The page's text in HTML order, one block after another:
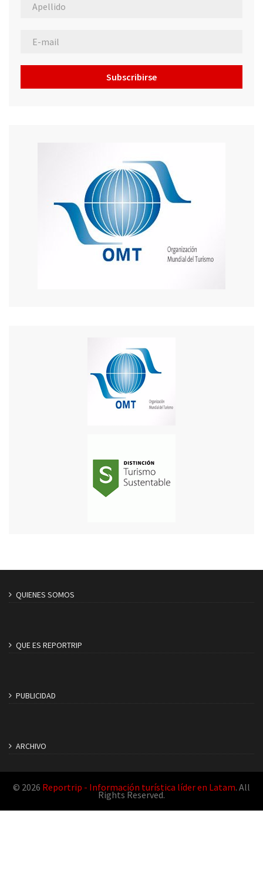
Subscribirse
QUIENES SOMOS
QUE ES REPORTRIP
PUBLICIDAD
ARCHIVO
© 2026 Reportrip - Información turística líder en Latam. All
Rights Reserved.